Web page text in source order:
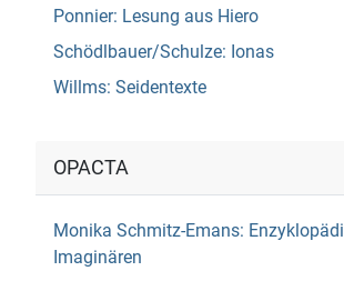
Ponnier: Lesung aus Hiero
Schödlbauer/Schulze: Ionas
Willms: Seidentexte
OPACTA
Monika Schmitz-Emans:
Imaginären